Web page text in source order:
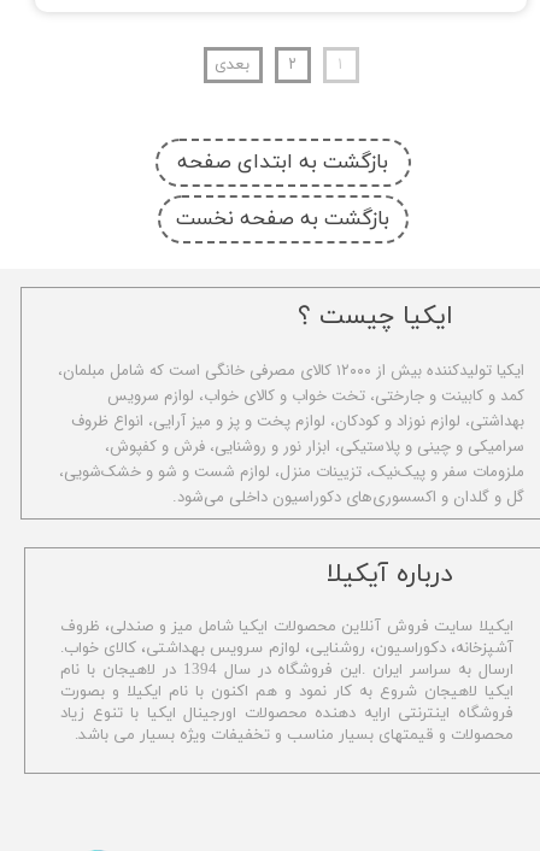
۱ ۲ بعدی
بازگشت به ابتدای صفحه
بازگشت به صفحه نخست
​درباره آیکیلا
ایکیلا سایت فروش آنلاین محصولات ایکیا شامل میز و صندلی، ظروف
آشپزخانه، دکوراسیون، روشنایی، لوازم سرویس بهداشتی، کالای خواب.
ارسال به سراسر ایران .این فروشگاه در سال 1394 در لاهیجان با نام
ایکیا لاهیجان شروع به کار نمود و هم اکنون با نام ایکیلا و بصورت
فروشگاه اینترنتی ارایه دهنده محصولات اورجینال ایکیا با تنوع زیاد
محصولات و قیمتهای بسیار مناسب و تخفیفات ویژه بسیار می باشد.
ایکیا چیست ؟
ا​یکیا تولیدکننده بیش از ۱۲۰۰۰ کالای مصرفی خانگی است که شامل مبلمان،
کمد و کابینت و جارختی، تخت خواب و کالای خواب، لوازم سرویس
بهداشتی، لوازم نوزاد و کودکان، لوازم پخت و پز و میز آرایی، انواع ظروف
سرامیکی و چینی و پلاستیکی، ابزار نور و روشنایی، فرش و کفپوش،
ملزومات سفر و پیک‌نیک، تزیینات منزل، لوازم شست و شو و خشک‌شویی،
گل و گلدان و اکسسوری‌های دکوراسیون داخلی می‌شود.